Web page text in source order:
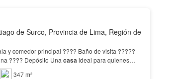
de Surco, Provincia de Lima, Región de
y comedor principal ???? Baño de visita ?????
Cocina con comedor de diario y alacena ???? Depósito Una casaideal para quienes
una excelente ubicac…
347 m²